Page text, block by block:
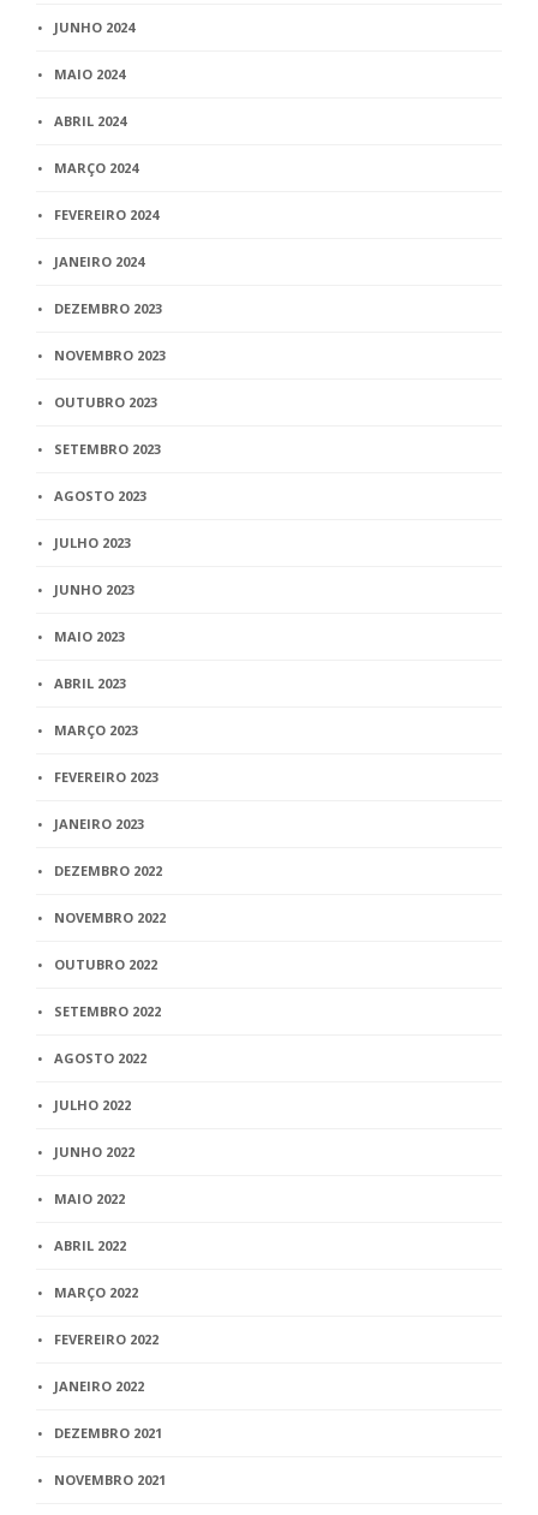
JUNHO 2024
MAIO 2024
ABRIL 2024
MARÇO 2024
FEVEREIRO 2024
JANEIRO 2024
DEZEMBRO 2023
NOVEMBRO 2023
OUTUBRO 2023
SETEMBRO 2023
AGOSTO 2023
JULHO 2023
JUNHO 2023
MAIO 2023
ABRIL 2023
MARÇO 2023
FEVEREIRO 2023
JANEIRO 2023
DEZEMBRO 2022
NOVEMBRO 2022
OUTUBRO 2022
SETEMBRO 2022
AGOSTO 2022
JULHO 2022
JUNHO 2022
MAIO 2022
ABRIL 2022
MARÇO 2022
FEVEREIRO 2022
JANEIRO 2022
DEZEMBRO 2021
NOVEMBRO 2021